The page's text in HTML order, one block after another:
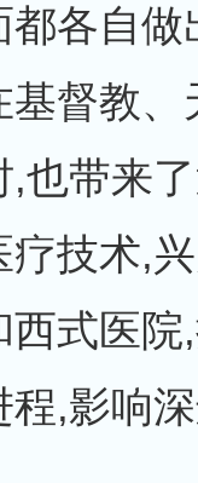
各自做
督教、
,也带来
疗技术,
式医院
程,影响